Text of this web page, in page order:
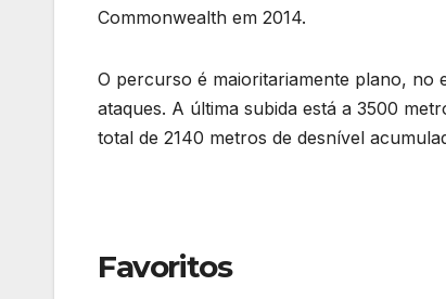
Commonwealth em 2014.
O percurso é maioritariamente plano, no
ataques. A última subida está a 3500
total de 2140 metros de desnível
Favoritos